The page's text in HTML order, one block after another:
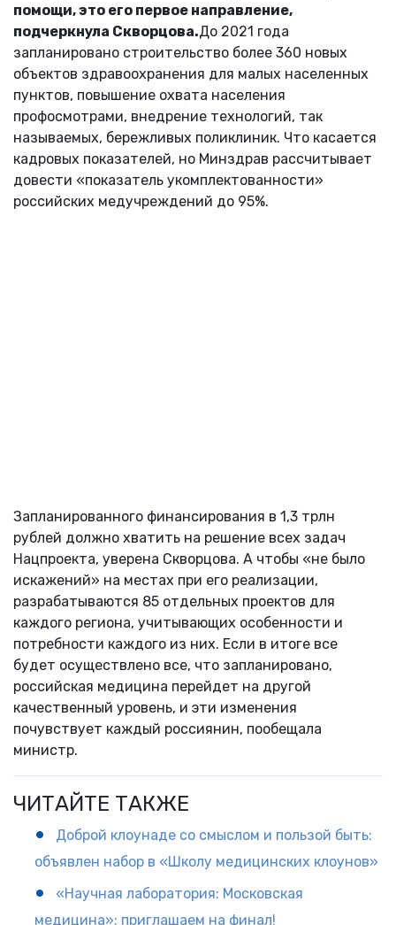
помощи, это его первое направление,
подчеркнула Скворцова.До 2021 года
запланировано строительство более 360 новых
объектов здравоохранения для малых населенных
пунктов, повышение охвата населения
профосмотрами, внедрение технологий, так
называемых, бережливых поликлиник. Что касается
кадровых показателей, но Минздрав рассчитывает
довести «показатель укомплектованности»
российских медучреждений до 95%.
Запланированного финансирования в 1,3 трлн
рублей должно хватить на решение всех задач
Нацпроекта, уверена Скворцова. А чтобы «не было
искажений» на местах при его реализации,
разрабатываются 85 отдельных проектов для
каждого региона, учитывающих особенности и
потребности каждого из них. Если в итоге все
будет осуществлено все, что запланировано,
российская медицина перейдет на другой
качественный уровень, и эти изменения
почувствует каждый россиянин, пообещала
министр.
ЧИТАЙТЕ ТАКЖЕ
Доброй клоунаде со смыслом и пользой быть:
объявлен набор в «Школу медицинских клоунов»
«Научная лаборатория: Московская
медицина»: приглашаем на финал!